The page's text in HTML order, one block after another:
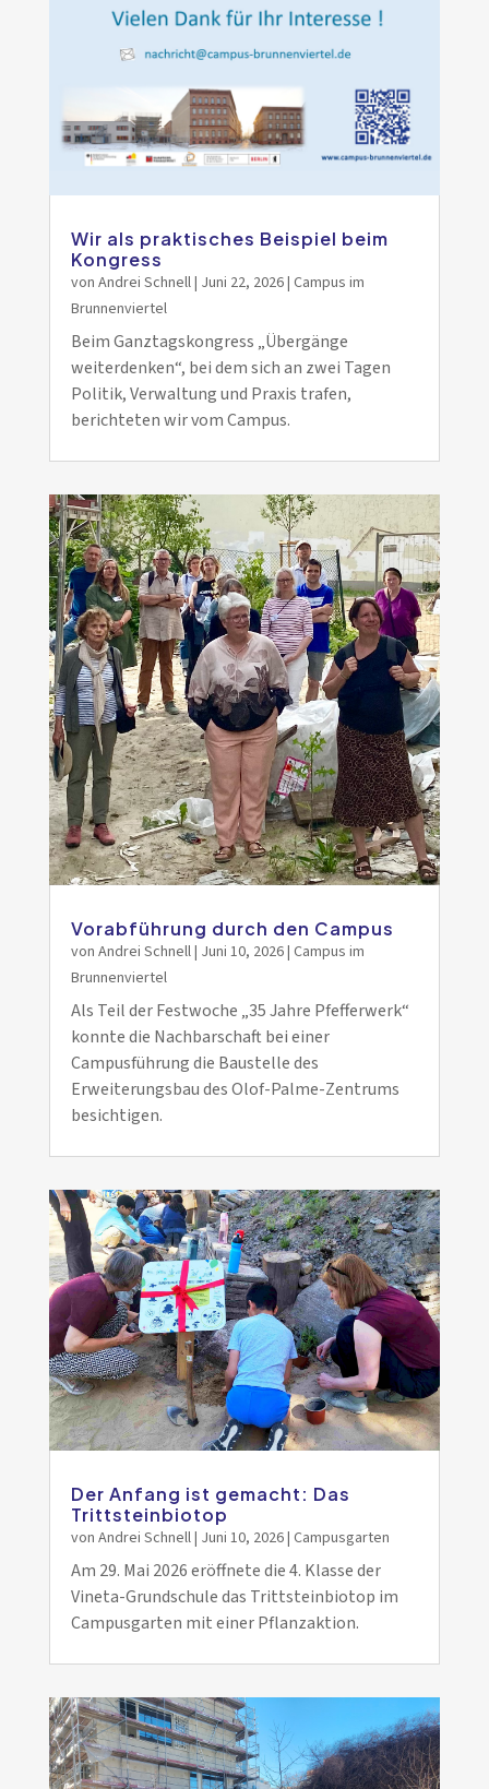
Wir als praktisches Beispiel beim
Kongress
von Andrei Schnell| Juni 22, 2026| Campus im
Brunnenviertel
Beim Ganztagskongress „Übergänge
weiterdenken“, bei dem sich an zwei Tagen
Politik, Verwaltung und Praxis trafen,
berichteten wir vom Campus.
Vorabführung durch den Campus
von Andrei Schnell| Juni 10, 2026| Campus im
Brunnenviertel
Als Teil der Festwoche „35 Jahre Pfefferwerk“
konnte die Nachbarschaft bei einer
Campusführung die Baustelle des
Erweiterungsbau des Olof-Palme-Zentrums
besichtigen.
Der Anfang ist gemacht: Das
Trittsteinbiotop
von Andrei Schnell| Juni 10, 2026| Campusgarten
Am 29. Mai 2026 eröffnete die 4. Klasse der
Vineta-Grundschule das Trittsteinbiotop im
Campusgarten mit einer Pflanzaktion.